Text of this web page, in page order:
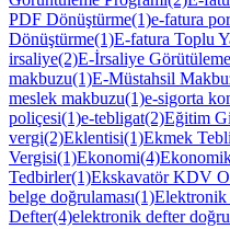
PDF Dönüştürme(1)e-fatura
Dönüştürme(1)E-fatura Toplu
irsaliye(2)E-İrsaliye
makbuzu(1)E-Müstahsil
meslek makbuzu(1)e-sigorta
poliçesi(1)e-tebligat(2)Eğitim
vergi(2)Eklentisi(1)Ekmek
Vergisi(1)Ekonomi(4)
Tedbirler(1)Ekskavatör KDV
belge doğrulaması(1)Elektronik
Defter(4)elektronik defter